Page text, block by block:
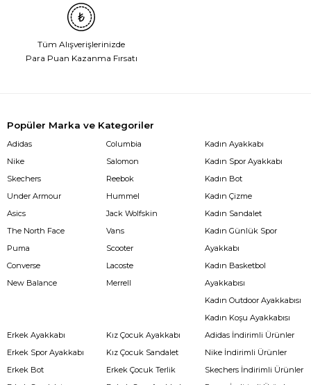
Tüm Alışverişlerinizde
Para Puan Kazanma Fırsatı
Popüler Marka ve Kategoriler
Adidas
Nike
Skechers
Under Armour
Asics
The North Face
Puma
Converse
New Balance
Columbia
Salomon
Reebok
Hummel
Jack Wolfskin
Vans
Scooter
Lacoste
Merrell
Kadın Ayakkabı
Kadın Spor Ayakkabı
Kadın Bot
Kadın Çizme
Kadın Sandalet
Kadın Günlük Spor
Ayakkabı
Kadın Basketbol
Ayakkabısı
Kadın Outdoor Ayakkabısı
Kadın Koşu Ayakkabısı
Erkek Ayakkabı
Erkek Spor Ayakkabı
Erkek Bot
Kız Çocuk Ayakkabı
Kız Çocuk Sandalet
Erkek Çocuk Terlik
Adidas İndirimli Ürünler
Nike İndirimli Ürünler
Skechers İndirimli Ürünler